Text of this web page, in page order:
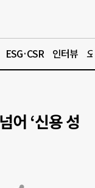
ESG·CSR 인터뷰
어 ‘신용 성